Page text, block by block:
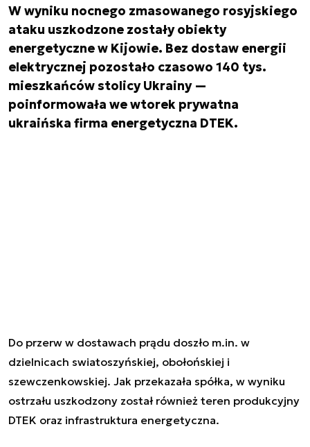
W wyniku nocnego zmasowanego rosyjskiego
ataku uszkodzone zostały obiekty
energetyczne w Kijowie. Bez dostaw energii
elektrycznej pozostało czasowo 140 tys.
mieszkańców stolicy Ukrainy —
poinformowała we wtorek prywatna
ukraińska firma energetyczna DTEK.
Do przerw w dostawach prądu doszło m.in. w
dzielnicach swiatoszyńskiej, obołońskiej i
szewczenkowskiej. Jak przekazała spółka, w wyniku
ostrzału uszkodzony został również teren produkcyjny
DTEK oraz infrastruktura energetyczna.